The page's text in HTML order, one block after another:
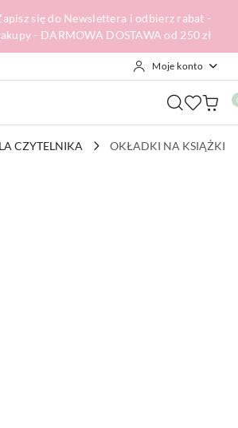
głównej
konto
głównego
produktu
się do Newslettera i odbierz rabat -
- DARMOWA DOSTAWA od 250 zł
Moje konto
CZYTELNIKA OKŁADKI NA KSIĄŻKI